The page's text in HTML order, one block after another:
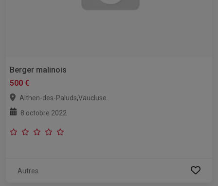
Berger malinois
500 €
Althen-des-Paluds,Vaucluse
8 octobre 2022
Autres